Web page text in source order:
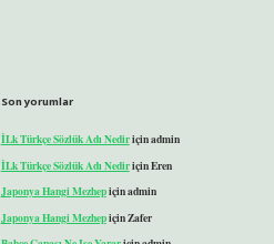
Son yorumlar
İLk Türkçe Sözlük Adı Nediriçinadmin
İLk Türkçe Sözlük Adı NediriçinEren
Japonya Hangi Mezhepiçinadmin
Japonya Hangi MezhepiçinZafer